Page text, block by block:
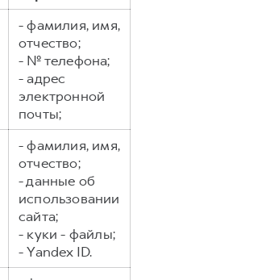
- фамилия, имя,
отчество;
- № телефона;
- адрес
электронной
почты;
- фамилия, имя,
отчество;
- данные об
использовании
сайта;
- куки - файлы;
- Yandex ID.